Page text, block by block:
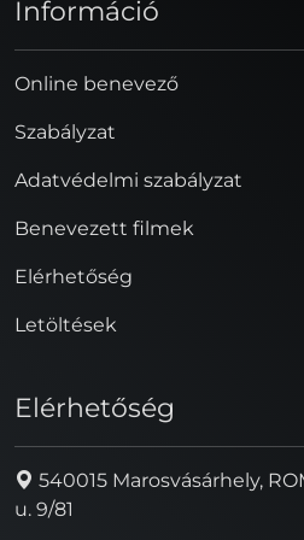
Információ
Online benevező
Szabályzat
Adatvédelmi szabályzat
Benevezett filmek
Elérhetőség
Letöltések
Elérhetőség
540015 Marosvásárhely,
u. 9/81